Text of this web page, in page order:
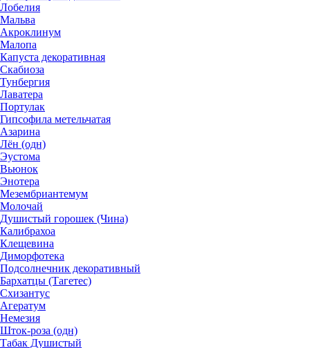
Лобелия
Мальва
Акроклинум
Малопа
Капуста декоративная
Скабиоза
Тунбергия
Лаватера
Портулак
Гипсофила метельчатая
Азарина
Лён (одн)
Эустома
Вьюнок
Энотера
Мезембриантемум
Молочай
Душистый горошек (Чина)
Калибрахоа
Клещевина
Диморфотека
Подсолнечник декоративный
Бархатцы (Тагетес)
Схизантус
Агератум
Немезия
Шток-роза (одн)
Табак Душистый